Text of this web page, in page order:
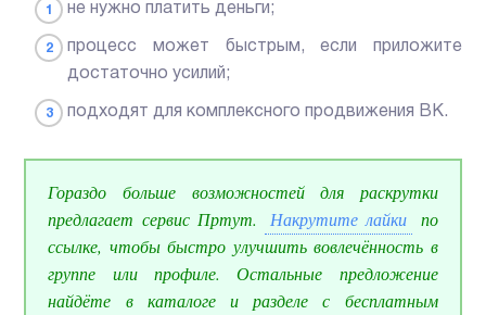
не нужно платить деньги;
процесс может быстрым, если приложите
достаточно усилий;
подходят для комплексного продвижения ВК.
Гораздо больше возможностей для раскрутки
предлагает сервис Пртут.
Накрутите лайки
по
ссылке, чтобы быстро улучшить вовлечённость в
группе или профиле. Остальные предложение
найдёте в каталоге и разделе с бесплатным